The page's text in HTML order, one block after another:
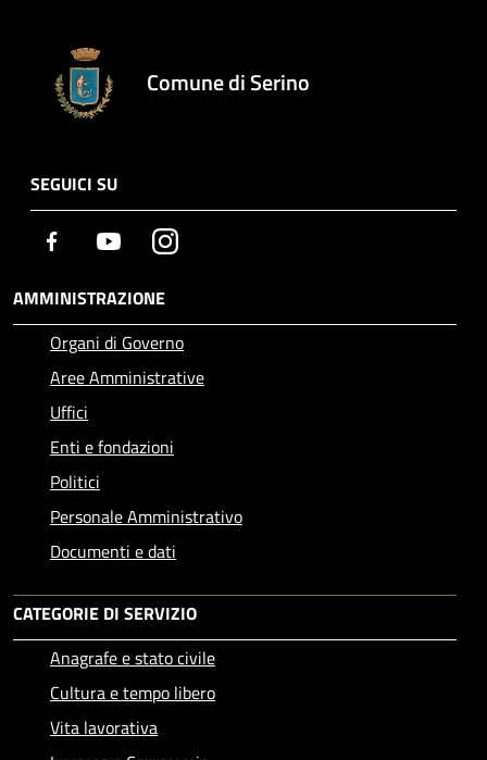
Comune di Serino
SEGUICI SU
Facebook YoutubeInstagram
AMMINISTRAZIONE
Organi di Governo
Aree Amministrative
Uffici
Enti e fondazioni
Politici
Personale Amministrativo
Documenti e dati
CATEGORIE DI SERVIZIO
Anagrafe e stato civile
Cultura e tempo libero
Vita lavorativa